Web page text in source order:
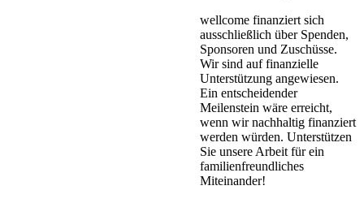
wellcome finanziert sich
ausschließlich über Spenden,
Sponsoren und Zuschüsse.
Wir sind auf finanzielle
Unterstützung angewiesen.
Ein entscheidender
Meilenstein wäre erreicht,
wenn wir nachhaltig finanziert
werden würden. Unterstützen
Sie unsere Arbeit für ein
familienfreundliches
Miteinander!